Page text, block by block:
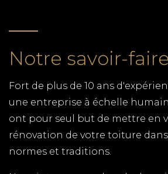
Déplacement en moins de 48h,
COUVERTURE
TPG RENOVATION est
aux Mathes en Charente-
intervenons rapidement et au
l'ensemble du département
Notre savoir-faire
Fort de plus de 10 ans
une entreprise à échelle
ont pour seul but de mettre en
rénovation de votre toiture
normes et traditions.